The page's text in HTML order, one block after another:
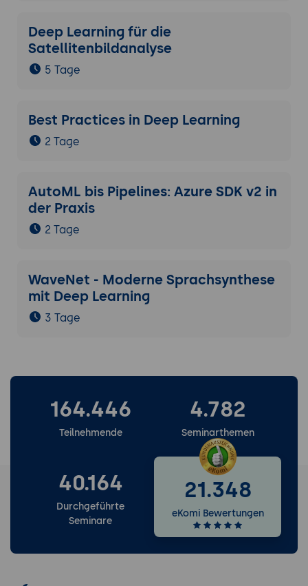
Bedingungen und Optimierung.
Tools: Ludwig, Docker, Kubernetes
Anwendung und Demonstration der
Funktionalitäten.
und Q&A.
Deep Learning für die
Satellitenbildanalyse
5 Tage
Best Practices in Deep Learning
2 Tage
AutoML bis Pipelines: Azure SDK v2 in
der Praxis
2 Tage
WaveNet - Moderne Sprachsynthese
mit Deep Learning
3 Tage
164.446
Teilnehmende
4.782
Seminarthemen
40.164
Durchgeführte
Seminare
21.348
eKomi Bewertungen